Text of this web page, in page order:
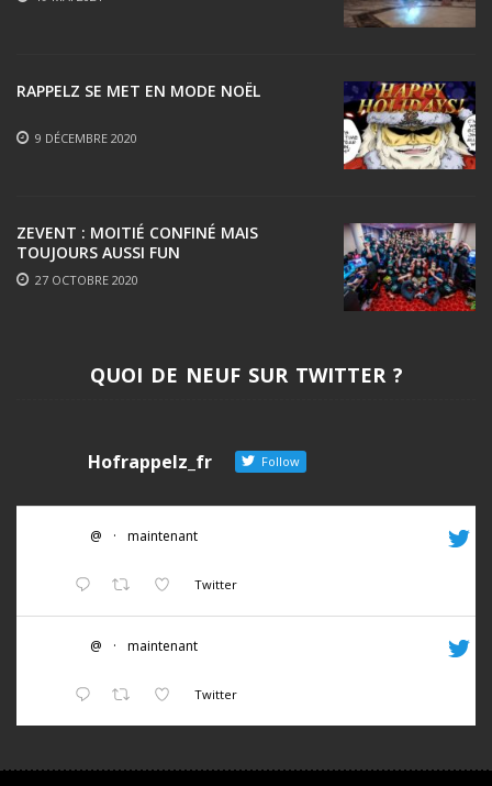
RAPPELZ SE MET EN MODE NOËL
9 DÉCEMBRE 2020
ZEVENT : MOITIÉ CONFINÉ MAIS
TOUJOURS AUSSI FUN
27 OCTOBRE 2020
QUOI DE NEUF SUR TWITTER ?
Hofrappelz_fr Follow
@ · maintenant
Twitter
@ · maintenant
Twitter